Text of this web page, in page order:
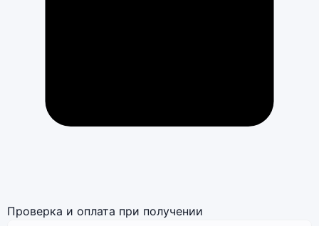
Проверка и оплата при получении